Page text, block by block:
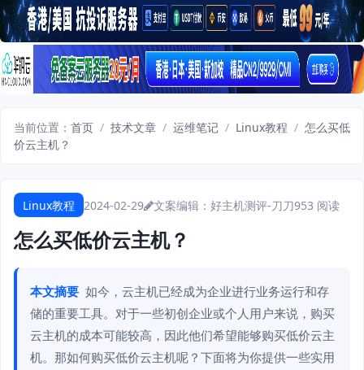
当前位置： 首页 / 技术文章 / 运维笔记 / Linux教程 / 怎么买低
价云主机？
Linux教程 2024-02-29 文案编辑：好主机测评-刀刀953 阅读
怎么买低价云主机？
本文摘要 如今，云主机已经成为企业进行业务运行和存
储的重要工具。对于一些初创企业或个人用户来说，购买
云主机的成本可能较高，因此他们希望能够购买低价云主
机。那如何购买低价云主机呢？下面将为你提供一些实用